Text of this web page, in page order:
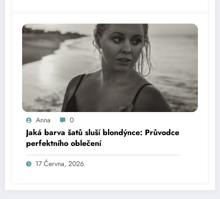
Anna 0
Jaká barva šatů sluší blondýnce: Průvodce
perfektního oblečení
17 Června, 2026